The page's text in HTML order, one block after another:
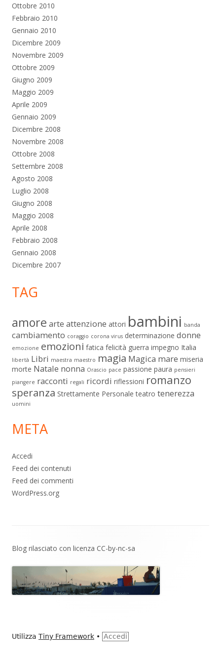
Ottobre 2010
Febbraio 2010
Gennaio 2010
Dicembre 2009
Novembre 2009
Ottobre 2009
Giugno 2009
Maggio 2009
Aprile 2009
Gennaio 2009
Dicembre 2008
Novembre 2008
Ottobre 2008
Settembre 2008
Agosto 2008
Luglio 2008
Giugno 2008
Maggio 2008
Aprile 2008
Febbraio 2008
Gennaio 2008
Dicembre 2007
TAG
amore arte attenzione attori bambini banda
cambiamento coraggio corona virus determinazione donne
emozione emozioni fatica felicità guerra impegno Italia
libertà Libri maestra maestro magia Magica mare miseria
morte Natale nonna Orascio pace passione paura pensieri
piangere racconti regali ricordi riflessioni romanzo
speranza Strettamente Personale teatro tenerezza
uomini
META
Accedi
Feed dei contenuti
Feed dei commenti
WordPress.org
piè
di
pagina
Blog rilasciato con licenza CC-by-nc-sa
Utilizza Tiny Framework • Accedi